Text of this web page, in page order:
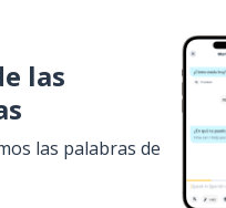
las
las palabras de